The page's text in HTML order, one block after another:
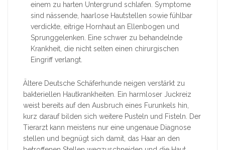
einem zu harten Untergrund schlafen. Symptome
sind nässende, haarlose Hautstellen sowie fühlbar
verdickte, eitrige Hornhaut an Ellenbogen und
Sprunggelenken. Eine schwer zu behandelnde
Krankheit, die nicht selten einen chirurgischen
Eingriff verlangt.
Ältere Deutsche Schäferhunde neigen verstärkt zu
bakteriellen Hautkrankheiten. Ein harmloser Juckreiz
weist bereits auf den Ausbruch eines Furunkels hin,
kurz darauf bilden sich weitere Pusteln und Fisteln. Der
Tierarzt kann meistens nur eine ungenaue Diagnose
stellen und begnügt sich damit, das Haar an den